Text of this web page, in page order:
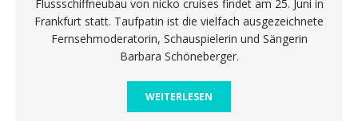
Flussschiffneubau von nicko cruises findet am 25. Juni in
Frankfurt statt. Taufpatin ist die vielfach ausgezeichnete
Fernsehmoderatorin, Schauspielerin und Sängerin
Barbara Schöneberger.
WEITERLESEN